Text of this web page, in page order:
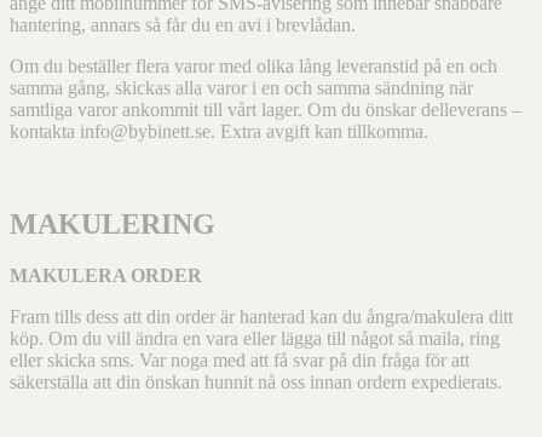
hantering, annars så får du en avi i brevlådan.
Om du beställer flera varor med olika lång leveranstid på en och
samma gång, skickas alla varor i en och samma sändning när
samtliga varor ankommit till vårt lager. Om du önskar delleverans –
kontakta info@bybinett.se. Extra avgift kan tillkomma.
MAKULERING
MAKULERA ORDER
Fram tills dess att din order är hanterad kan du ångra/makulera ditt
köp. Om du vill ändra en vara eller lägga till något så maila, ring
eller skicka sms. Var noga med att få svar på din fråga för att
säkerställa att din önskan hunnit nå oss innan ordern expedierats.